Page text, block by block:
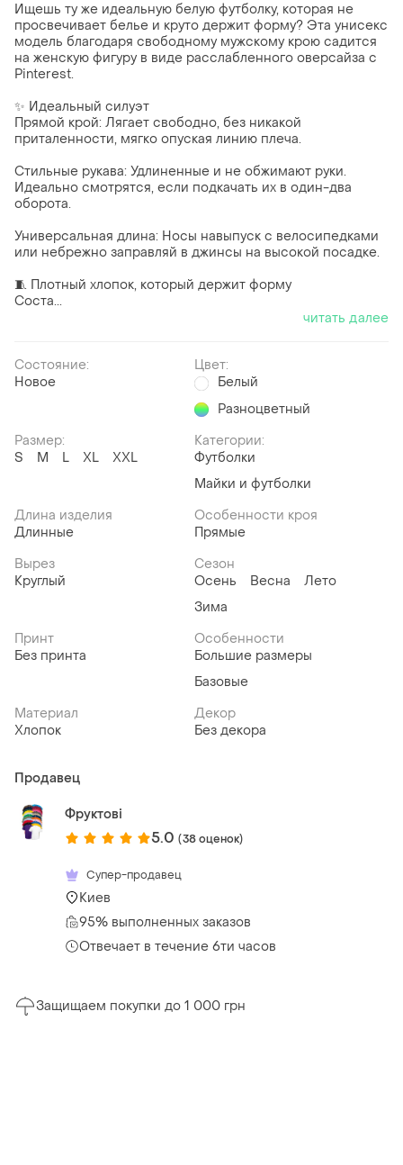
Ищешь ту же идеальную белую футболку, которая не
просвечивает белье и круто держит форму? Эта унисекс
модель благодаря свободному мужскому крою садится
на женскую фигуру в виде расслабленного оверсайза с
Pinterest.
✨ Идеальный силуэт
Прямой крой: Лягает свободно, без никакой
приталенности, мягко опуская линию плеча.
Стильные рукава: Удлиненные и не обжимают руки.
Идеально смотрятся, если подкачать их в один-два
оборота.
Универсальная длина: Носы навыпуск с велосипедками
или небрежно заправляй в джинсы на высокой посадке.
🧵 Плотный хлопок, который держит форму
Соста...
читать далее
Состояние:
Новое
Цвет:
Белый
Разноцветный
Размер:
S
M L XL XXL
Категории:
Футболки
Майки и футболки
Длина изделия
Длинные
Особенности кроя
Прямые
Вырез
Круглый
Сезон
Осень
Весна
Лето
Зима
Принт
Без принта
Особенности
Большие размеры
Базовые
Материал
Хлопок
Декор
Без декора
Продавец
Фруктові
5.0 (38 оценок)
Супер-продавец
Киев
95% выполненных заказов
Отвечает в течение 6ти часов
Защищаем покупки до 1 000 грн